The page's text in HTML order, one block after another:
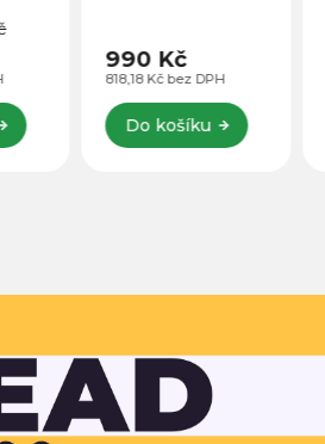
818,18 Kč bez DPH
990 Kč
Do košíku
vzdušný protitlak
pro ochranu proti